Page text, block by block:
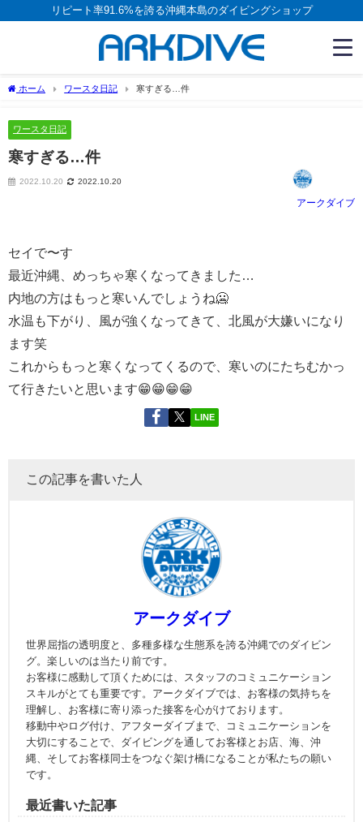
リピート率91.6%を誇る沖縄本島のダイビングショップ
ホーム ワースタ日記 寒すぎる…件
ワースタ日記
寒すぎる…件
2022.10.20 2022.10.20
アークダイブ
セイで〜す
最近沖縄、めっちゃ寒くなってきました…
内地の方はもっと寒いんでしょうね🥶
水温も下がり、風が強くなってきて、北風が大嫌いになり
ます笑
これからもっと寒くなってくるので、寒いのにたちむかっ
て行きたいと思います😁😁😁😁
LINE
この記事を書いた人
アークダイブ
世界屈指の透明度と、多種多様な生態系を誇る沖縄でのダイビン
グ。楽しいのは当たり前です。
お客様に感動して頂くためには、スタッフのコミュニケーション
スキルがとても重要です。アークダイブでは、お客様の気持ちを
理解し、お客様に寄り添った接客を心がけております。
移動中やログ付け、アフターダイブまで、コミュニケーションを
大切にすることで、ダイビングを通してお客様とお店、海、沖
縄、そしてお客様同士をつなぐ架け橋になることが私たちの願い
です。
最近書いた記事